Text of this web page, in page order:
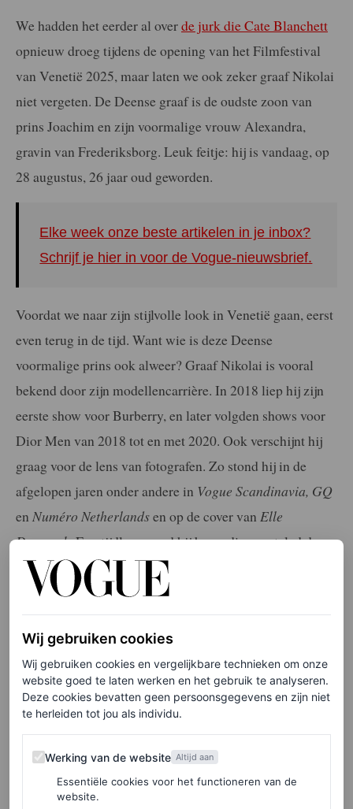
We hadden het eerder al overde jurk die Cate Blanchett
opnieuw droeg tijdens de opening van het Filmfestival
van Venetië 2025, maar laten we ook zeker graaf Nikolai
niet vergeten. De Deense graaf is de oudste zoon van
prins Joachim en zijn voormalige vrouw Alexandra,
gravin van Frederiksborg. Leuk feitje: hij is vandaag, op
28 augustus, 26 jaar oud geworden.
Elke week onze beste artikelen in je inbox?
Schrijf je hier in voor de Vogue-nieuwsbrief.
Voordat we naar zijn stijlvolle look in Venetië gaan, eerst
even terug in de tijd. Want wie is deze Deense
voormalige prins ook alweer? Graaf Nikolai is vooral
bekend door zijn modellencarrière. In 2018 liep hij zijn
eerste show voor Burberry, en later volgden shows voor
Dior Men van 2018 tot en met 2020. Ook verschijnt hij
graag voor de lens van fotografen. Zo stond hij in de
afgelopen jaren onder andere in Vogue Scandinavia, GQ
en Numéro Netherlandsen op de cover van Elle
Danmark. Een tijdlang werd hij bovendien gestyled door
celebritystylist Marc Forne, die ook verantwoordelijk is
voor veel looks van Troye Sivan. Niet zo gek dus dat
Nikolai er altijd zo stijlvol bijloopt.
LEES OOK
De beste looks op de rode loper van het
Filmfestival van Venetië 2025
EMILY CHAN
Hoewel hij zijn laatste show in 2020 liep, zagen we hem
Wij gebruiken cookies
Wij gebruiken cookies en vergelijkbare technieken om onze
website goed te laten werken en het gebruik te analyseren.
Deze cookies bevatten geen persoonsgegevens en zijn niet
te herleiden tot jou als individu.
Werking van de website
Werking van de website Altijd aan
Essentiële cookies voor het functioneren van de
website.